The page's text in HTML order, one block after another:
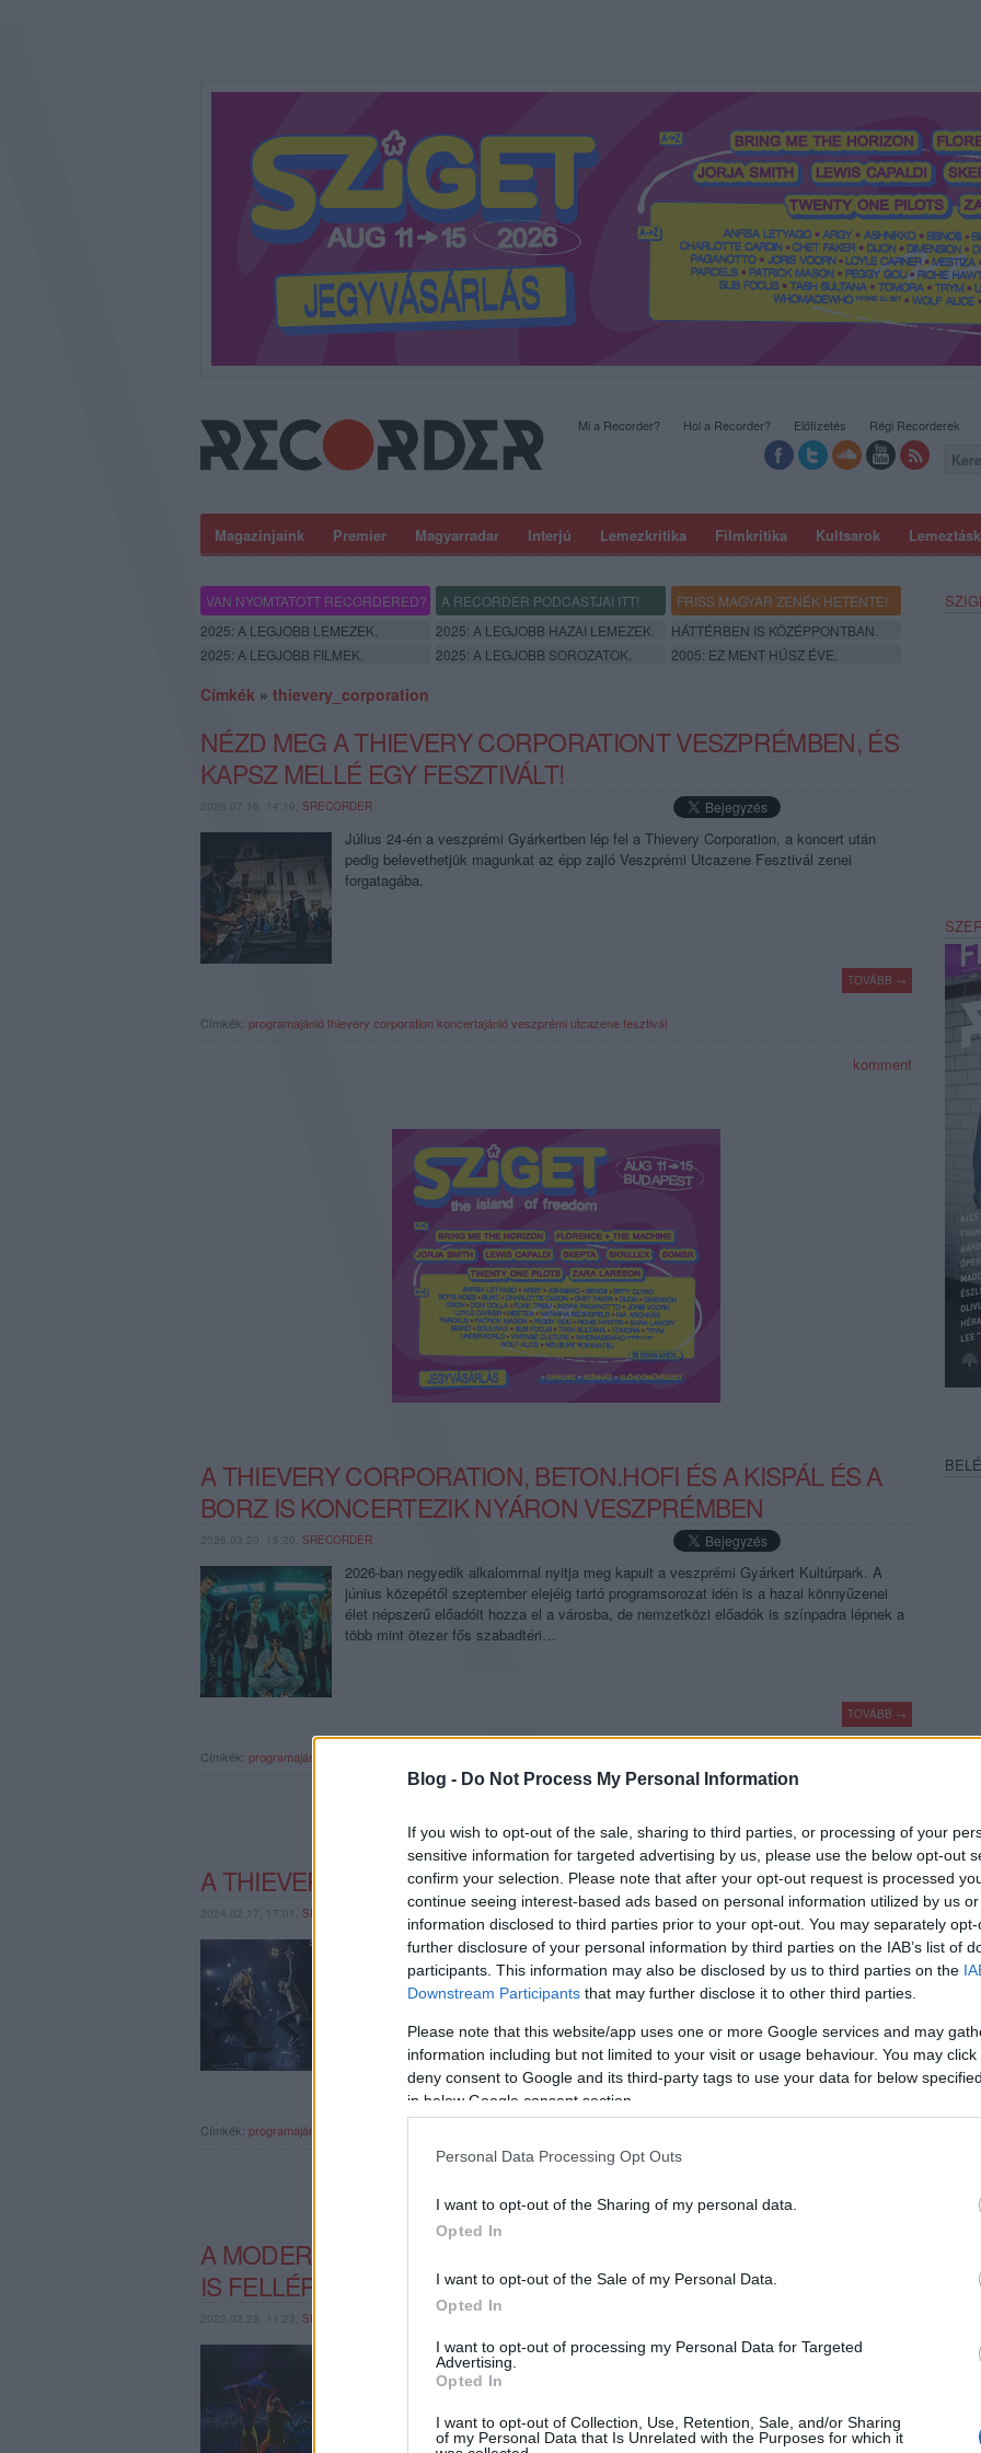
Blog - Do Not Process My Personal Information
If you wish to opt-out of the sale, sharing to third parties, or processing of your
sensitive information for targeted advertising by us, please use the below opt-out
confirm your selection. Please note that after your opt-out request is processed
continue seeing interest-based ads based on personal information utilized by us
information disclosed to third parties prior to your opt-out. You may separately
further disclosure of your personal information by third parties on the IAB’s list of
participants. This information may also be disclosed by us to third parties on the
Downstream Participants that may further disclose it to other third parties.
Please note that this website/app uses one or more Google services and may
information including but not limited to your visit or usage behaviour. You may
deny consent to Google and its third-party tags to use your data for below
in below Google consent section.
Personal Data Processing Opt Outs
I want to opt-out of the Sharing of my personal data.
Opted In
I want to opt-out of the Sale of my Personal Data.
Opted In
I want to opt-out of processing my Personal Data for Targeted
Advertising.
Opted In
I want to opt-out of Collection, Use, Retention, Sale, and/or Sharing
of my Personal Data that Is Unrelated with the Purposes for which it
Magazinjaink Premier Magyarradar Interjú Lemezkritika Filmkritika Kultsarok
Mi a Recorder? Hol a Recorder? Előfizetés Régi Recorderek
VAN NYOMTATOTT RECORDERED? A RECORDER PODCASTJAI ITT!
FRISS MAGYAR ZENÉK HETENTE!
2025: A LEGJOBB LEMEZEK.
2025: A LEGJOBB HAZAI LEMEZEK.
HÁTTÉRBEN IS KÖZÉPPONTBAN.
2025: A LEGJOBB FILMEK.
2025: A LEGJOBB SOROZATOK. 2005: EZ MENT HÚSZ ÉVE.
Címkék » thievery_corporation
NÉZD MEG A THIEVERY CORPORATIONT VESZPRÉMBEN, ÉS
KAPSZ MELLÉ EGY FESZTIVÁLT!
2026.07.16. 14:19, SRECORDER
Július 24-én a veszprémi Gyárkertben lép fel a Thievery Corporation, a koncert után
pedig belevethetjük magunkat az épp zajló Veszprémi Utcazene Fesztivál zenei
forgatagába.
TOVÁBB →
Címkék: programajánlóthievery corporation koncertajánlóveszprémi utcazene fesztivál
komment
A THIEVERY CORPORATION, BETON.HOFI ÉS A KISPÁL ÉS A
BORZ IS KONCERTEZIK NYÁRON VESZPRÉMBEN
2026.03.20. 15:20, SRECORDER
2026-ban negyedik alkalommal nyitja meg kapuit a veszprémi Gyárkert Kultúrpark. A
június közepétől szeptember elejéig tartó programsorozat idén is a hazai könnyűzenei
élet népszerű előadóit hozza el a városba, de nemzetközi előadók is színpadra lépnek a
több mint ötezer fős szabadtéri…
TOVÁBB →
Címkék: programajánló
A THIEVERY CORPORATION ÚJRA BUDAPESTEN
2024.02.17. 17:01, SRECORDER
Eric Hilton és Rob Garza ikonikus duója, a downtempo koronázatlan királyai július 14-én
térnek vissza a Budapest Parkba.
TOVÁBB →
Címkék: programajánló
A MODERAT, A SOFI TUKKER ÉS A THIEVERY CORPORATION
IS FELLÉP A BUDAPEST PARKBAN
2022.02.28. 11:23, SRECORDER
2022-es, sorban 11. szezonjában rekordmennyiségű külföldi sztárfellépővel készül a
Budapest Park. Az április 21-én induló évadban mindenféle stílus képviselteti magát, a
nemzetközi produkciók közt lesz rock (Deftones, Billy Idol, Nick Mason’s Saucerful of
Secrets, Billy Talent, Black Veil Brides,…